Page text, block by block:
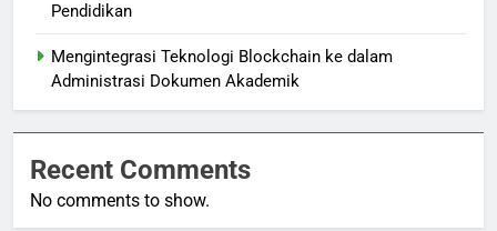
Pendidikan
Mengintegrasi Teknologi Blockchain ke dalam
Administrasi Dokumen Akademik
Recent Comments
No comments to show.